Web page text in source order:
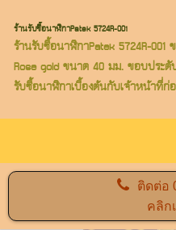
ร้านรับซื้อนาฬิกาPatek 5724R-001
ร้านรับซื้อนาฬิกาPatek 5724R-001
Rose gold ขนาด 40 มม. ขอบประดั
รับซื้อนาฬิกาเบื้องต้นกับเจ้าหน้าที่ก่
ติดต่อ
คลิก